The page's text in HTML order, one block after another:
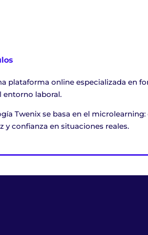
plataforma online especializada en
entorno laboral.
Twenix se basa en el
y confianza en situaciones reales.